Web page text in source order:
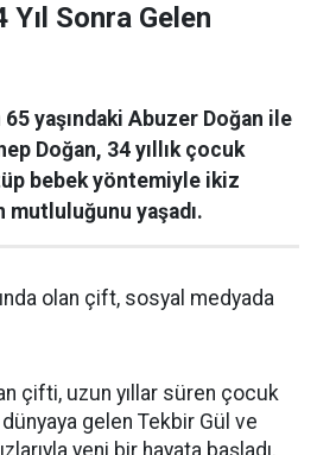
Yıl Sonra Gelen
65 yaşındaki Abuzer Doğan ile
Doğan, 34 yıllık çocuk
bebek yöntemiyle ikiz
mutluluğunu yaşadı.
olan çift, sosyal medyada
çifti, uzun yıllar süren çocuk
gelen Tekbir Gül ve
yeni bir hayata başladı.